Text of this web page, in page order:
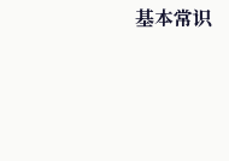
基本常识